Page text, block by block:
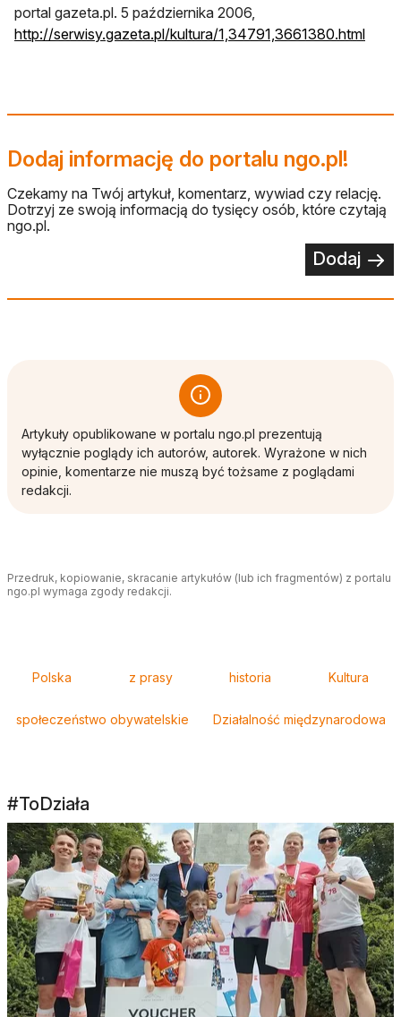
portal gazeta.pl. 5 października 2006,
http://serwisy.gazeta.pl/kultura/1,34791,3661380.html
Dodaj informację do portalu ngo.pl!
Czekamy na Twój artykuł, komentarz, wywiad czy relację.
Dotrzyj ze swoją informacją do tysięcy osób, które czytają
ngo.pl.
Dodaj
Artykuły opublikowane w portalu ngo.pl prezentują
wyłącznie poglądy ich autorów, autorek. Wyrażone w nich
opinie, komentarze nie muszą być tożsame z poglądami
redakcji.
Przedruk, kopiowanie, skracanie artykułów (lub ich fragmentów) z portalu
ngo.pl wymaga zgody redakcji.
Polska z prasy historia Kultura
społeczeństwo obywatelskie Działalność międzynarodowa
#ToDziała